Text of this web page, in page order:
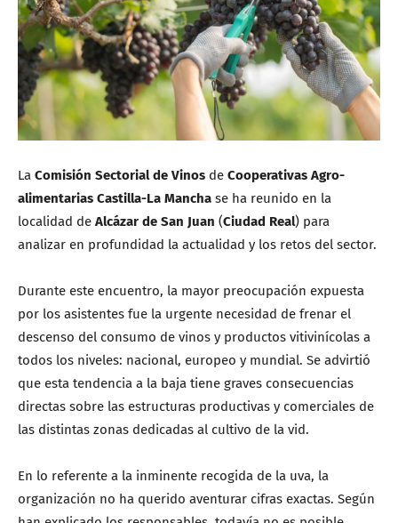
La Comisión Sectorial de Vinos de Cooperativas Agro-
alimentarias Castilla-La Mancha se ha reunido en la
localidad de Alcázar de San Juan (Ciudad Real) para
analizar en profundidad la actualidad y los retos del sector.
Durante este encuentro, la mayor preocupación expuesta
por los asistentes fue la urgente necesidad de frenar el
descenso del consumo de vinos y productos vitivinícolas a
todos los niveles: nacional, europeo y mundial. Se advirtió
que esta tendencia a la baja tiene graves consecuencias
directas sobre las estructuras productivas y comerciales de
las distintas zonas dedicadas al cultivo de la vid.
En lo referente a la inminente recogida de la uva, la
organización no ha querido aventurar cifras exactas. Según